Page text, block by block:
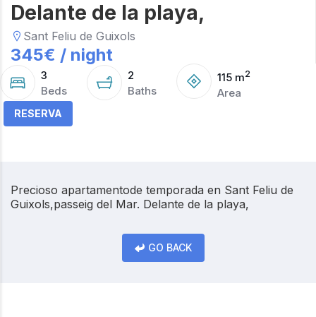
Delante de la playa,
Sant Feliu de Guixols
345€ / night
3
Beds
2
Baths
115 m2
Area
RESERVA
Precioso apartamentode temporada en Sant Feliu de
Guixols,passeig del Mar. Delante de la playa,
GO BACK